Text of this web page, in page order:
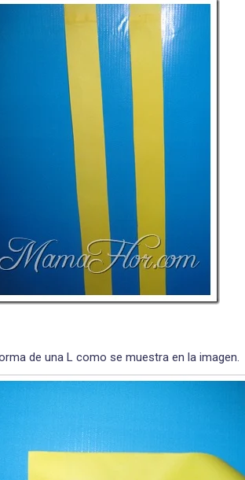
de una L como se muestra en la imagen.